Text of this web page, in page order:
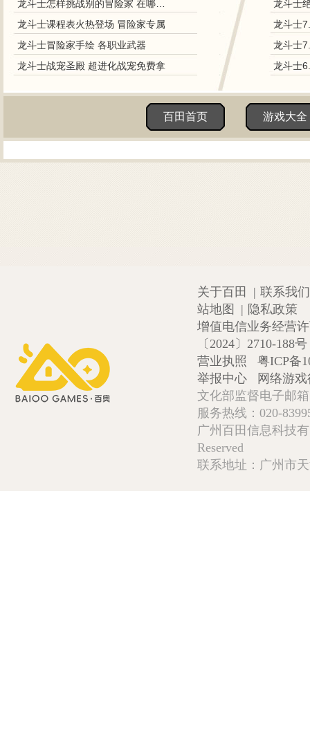
龙斗士怎样挑战别的冒险家 在哪挑战
龙斗士课程表火热登场 冒险家专属
龙斗士冒险家手绘 各职业武器
龙斗士战宠圣殿 超进化战宠免费拿
龙斗士
龙斗士
龙斗士
百田首页 游戏大全
关于百田 | 联系我们
站地图
| 隐私政策
增值电信业务经营
〔2024〕2710-188号
营业执照
粤ICP备
举报中心
网络游
文化部监督电子邮
服务热线：020-
广州百田信息科技
Reserved
联系地址：广州市